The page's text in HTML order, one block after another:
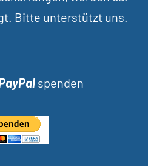
Bitte unterstützt uns.
spenden